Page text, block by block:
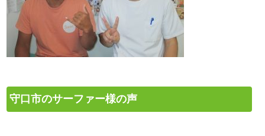
守口市のサーファー様の声